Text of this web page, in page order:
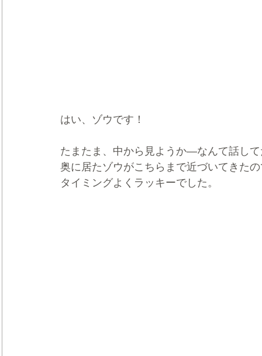
はい、ゾウです！
たまたま、中から見ようか―なんて話し
奥に居たゾウがこちらまで近づいてきた
タイミングよくラッキーでした。